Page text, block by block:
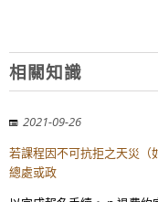
相關知識
2021-09-26
若課程因不可抗拒之天災（
總處或政